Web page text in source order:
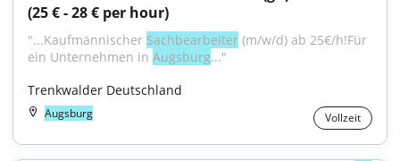
(25 € - 28 € per hour)
"...Kaufmännischer Sachbearbeiter (m/w/d) ab 25€/h!Für
ein Unternehmen in Augsburg..."
Trenkwalder Deutschland
Augsburg Vollzeit